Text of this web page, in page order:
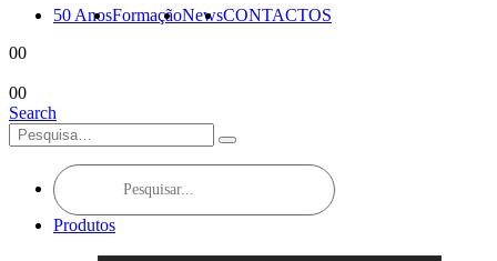
50 AnosFormaçãoNewsCONTACTOS
00
00
Search
Products
search
Produtos